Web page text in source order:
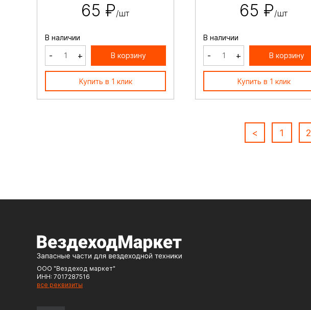
65 ₽/шт
В наличии
- + В корзину
Купить в 1 клик
65 ₽/шт
В наличии
- + В корзину
Купить в 1 клик
< 1 2
ООО "Вездеход маркет"
ИНН: 7017287516
все реквизиты